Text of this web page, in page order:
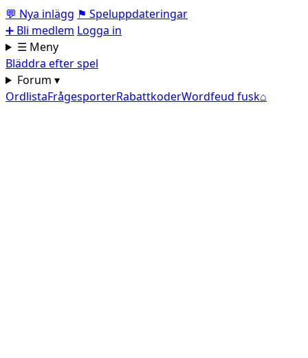
💬 Nya inlägg ⚑ Speluppdateringar
➕ Bli medlem Logga in
☰ Meny
Bläddra efter spel
Forum ▾
OrdlistaFrågesporterRabattkoderWordfeud fusk⌂